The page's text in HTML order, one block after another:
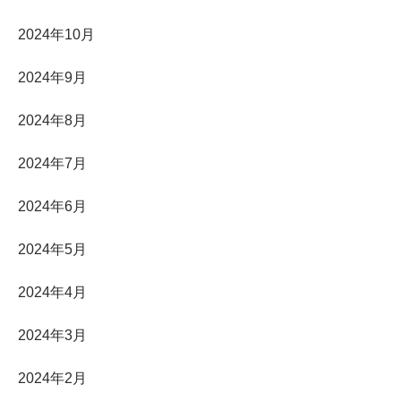
2024年10月
2024年9月
2024年8月
2024年7月
2024年6月
2024年5月
2024年4月
2024年3月
2024年2月